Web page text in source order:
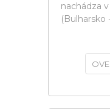
nachádza
(Bulharsko